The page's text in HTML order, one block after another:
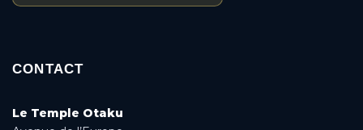
CONTACT
Le Temple Otaku